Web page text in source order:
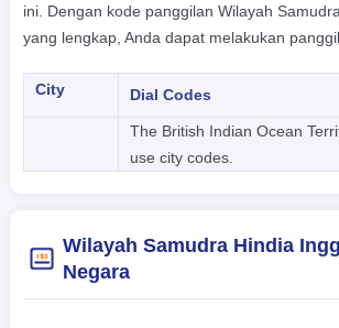
ini. Dengan kode panggilan Wilayah
yang lengkap, Anda dapat melakukan
City Dial Codes
The British Indian Ocean
use city codes.
Wilayah Samudra Hindia
Negara